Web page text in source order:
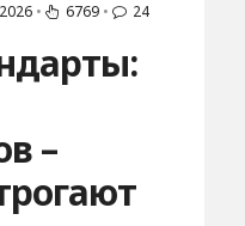
• 6769 • 24
–